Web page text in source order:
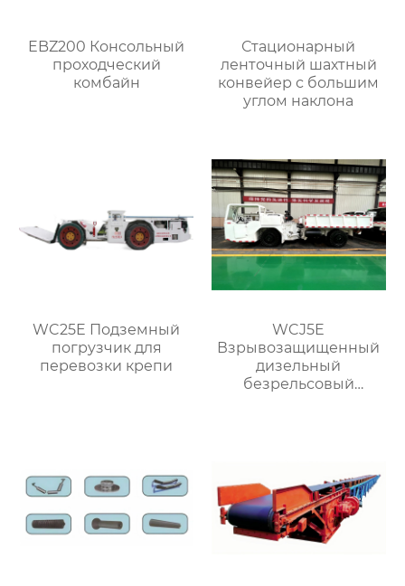
EBZ200 Консольный
проходческий
комбайн
Стационарный
ленточный шахтный
конвейер с большим
углом наклона
WC25E Подземный
погрузчик для
перевозки крепи
WCJ5E
Взрывозащищенный
дизельный
безрельсовый